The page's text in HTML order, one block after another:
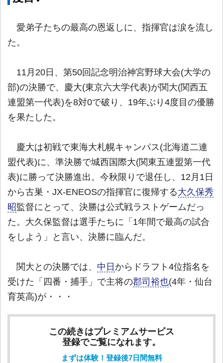
愛弟子たちの最高の恩返しに、指揮官は涙を流し
た。
11月20日、第50回記念明治神宮野球大会(大学の
部)の決勝で、慶大(東京六大学代表)が関大(関西五
連盟第一代表)を8対0で破り、19年ぶり4度目の優勝
を果たした。
慶大は初戦で東海大札幌キャンパス(北海道二連
盟代表)に、準決勝で城西国際大(関東五連盟第一代
表)に勝って決勝進出。今秋限りで退任し、12月1日
から古巣・JX‐ENEOSの指揮官に復帰する大久保秀
昭監督にとって、決勝は公式戦ラストゲームだっ
た。大久保監督は選手たちに「1年間で最高の試合
をしよう」と言い、決勝に臨んだ。
関大との決勝では、 中日 からドラフト4位指名を
受けた「四番・捕手」で主将の郡司裕也(4年・仙台
育英高)が・・・
この続きはプレミアムサービス
登録でご覧になれます。
まずは体験！登録後7日間無料